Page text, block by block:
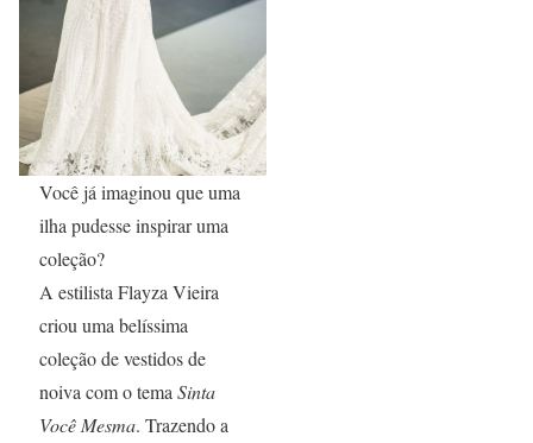
Você já imaginou que uma
ilha pudesse inspirar uma
coleção?
A estilista Flayza Vieira
criou uma belíssima
coleção de vestidos de
noiva com o tema Sinta
Você Mesma. Trazendo a